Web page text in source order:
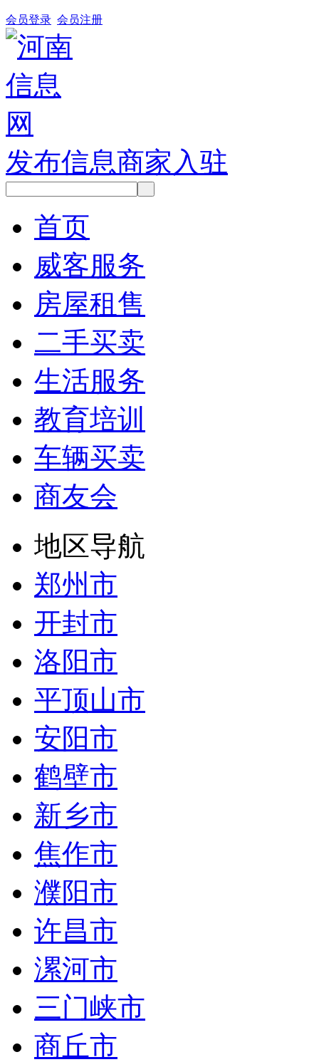
会员登录 会员注册
发布信息商家入驻
首页
威客服务
房屋租售
二手买卖
生活服务
教育培训
车辆买卖
商友会
地区导航
郑州市
开封市
洛阳市
平顶山市
安阳市
鹤壁市
新乡市
焦作市
濮阳市
许昌市
漯河市
三门峡市
商丘市